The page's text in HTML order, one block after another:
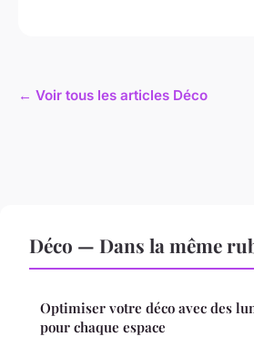
← Voir tous les articles Déco
Déco — Dans la même
Optimiser votre déco avec des
pour chaque espace